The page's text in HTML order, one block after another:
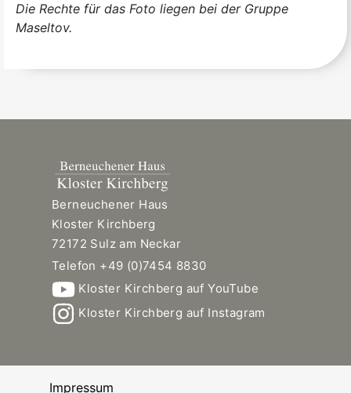
Die Rechte für das Foto liegen bei der Gruppe
Maseltov.
Berneuchener Haus
Kloster Kirchberg
72172 Sulz am Neckar
Telefon +49 (0)7454 8830
Kloster Kirchberg auf YouTube
Kloster Kirchberg auf Instagram
Impressum